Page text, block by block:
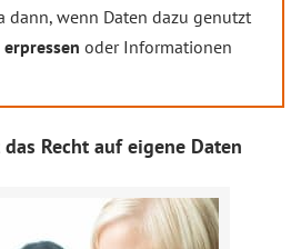
dann, wenn Daten dazu genutzt
erpressen oder Informationen
Recht auf eigene Daten